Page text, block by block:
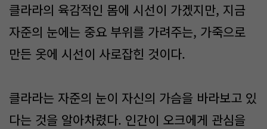
클라라의 육감적인 몸에 시선이 가겠지만, 지금
자준의 눈에는 중요 부위를 가려주는, 가죽으로
만든 옷에 시선이 사로잡힌 것이다.
클라라는 자준의 눈이 자신의 가슴을 바라보고 있
다는 것을 알아차렸다. 인간이 오크에게 관심을